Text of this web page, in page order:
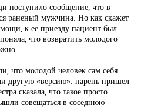
поступило сообщение, что в
раненый мужчина. Но как скажет
к ее приезду пациент был
что возвратить молодого
что молодой человек сам себя
другую «версию»: парень пришел
сказала, что такое просто
совещаться в соседнюю